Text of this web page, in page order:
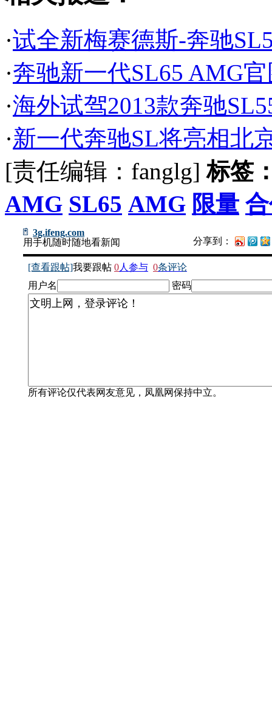
·试全新梅赛德斯-奔驰
·奔驰新一代SL65 AMG
·海外试驾2013款奔驰
·新一代奔驰SL将亮相北
[责任编辑：fanglg]标签
AMG SL65 AMG 限量
3g.ifeng.com
用手机随时随地看新闻
分享到：
[查看跟帖]我要跟帖 0人参与 0条评论
用户名
密码
所有评论仅代表网友意见，凤凰网保持中立。